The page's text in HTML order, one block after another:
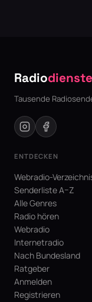
Radiodienste
Tausende
ENTDECKEN
Webradio-
Senderliste A–Z
Alle Genres
Radio hören
Webradio
Internetradio
Nach Bundesland
Ratgeber
Anmelden
Registrieren